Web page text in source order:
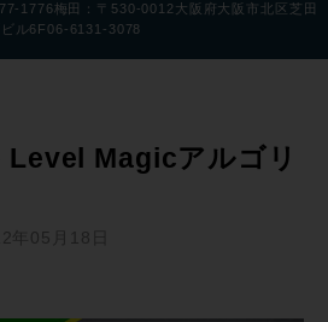
1776梅田：〒530-0012大阪府大阪市北区芝田
ル6F06-6131-3078
Magicアルゴリ
年05月18日